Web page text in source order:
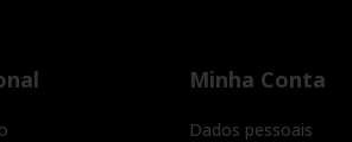
Minha Conta
Dados pessoais